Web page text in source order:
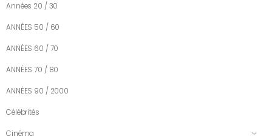
Années 20 / 30
ANNÉES 50 / 60
ANNÉES 60 / 70
ANNÉES 70 / 80
ANNÉES 90 / 2000
Célébrités
Cinéma